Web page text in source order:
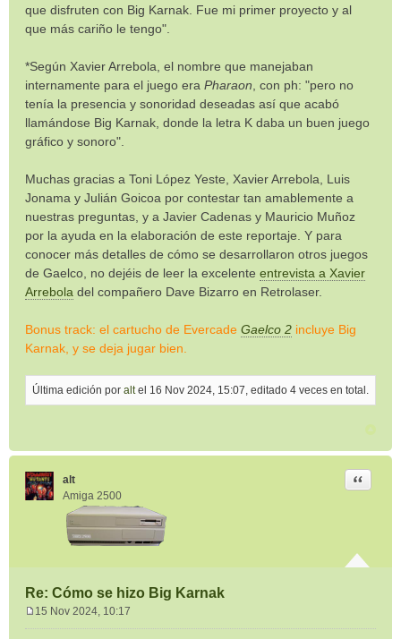
que disfruten con Big Karnak. Fue mi primer proyecto y al
que más cariño le tengo".
*Según Xavier Arrebola, el nombre que manejaban
internamente para el juego era Pharaon , con ph: "pero no
tenía la presencia y sonoridad deseadas así que acabó
llamándose Big Karnak, donde la letra K daba un buen juego
gráfico y sonoro".
Muchas gracias a Toni López Yeste, Xavier Arrebola, Luis
Jonama y Julián Goicoa por contestar tan amablemente a
nuestras preguntas, y a Javier Cadenas y Mauricio Muñoz
por la ayuda en la elaboración de este reportaje. Y para
conocer más detalles de cómo se desarrollaron otros juegos
de Gaelco, no dejéis de leer la excelente entrevista a Xavier
Arrebola del compañero Dave Bizarro en Retrolaser.
Bonus track: el cartucho de Evercade Gaelco 2 incluye Big
Karnak, y se deja jugar bien.
Última edición por altel 16 Nov 2024, 15:07, editado 4 veces en total.
alt
Amiga 2500
Re: Cómo se hizo Big Karnak
Citar
15 Nov 2024, 10:17